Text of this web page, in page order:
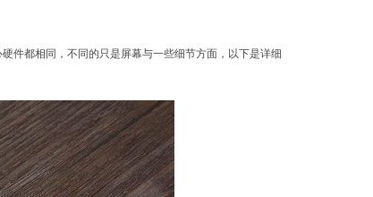
件都相同，不同的只是屏幕与一些细节方面，以下是详细